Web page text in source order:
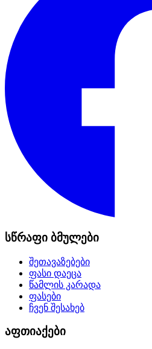
სწრაფი ბმულები
შეთავაზებები
ფასი დაეცა
წამლის კარადა
ფასები
ჩვენ შესახებ
აფთიაქები